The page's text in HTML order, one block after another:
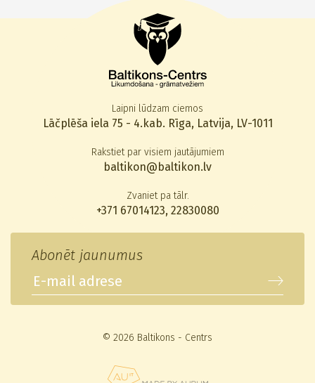
Laipni lūdzam ciemos
Lāčplēša iela 75 - 4.kab. Rīga, Latvija, LV-1011
Rakstiet par visiem jautājumiem
baltikon@baltikon.lv
Zvaniet pa tālr.
+371 67014123, 22830080
Abonēt jaunumus
© 2026 Baltikons - Centrs